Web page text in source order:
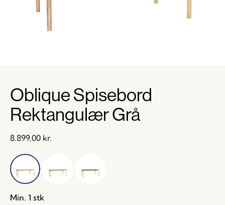
Oblique Spisebord
Rektangulær Grå
8.899,00 kr.
Min. 1 stk